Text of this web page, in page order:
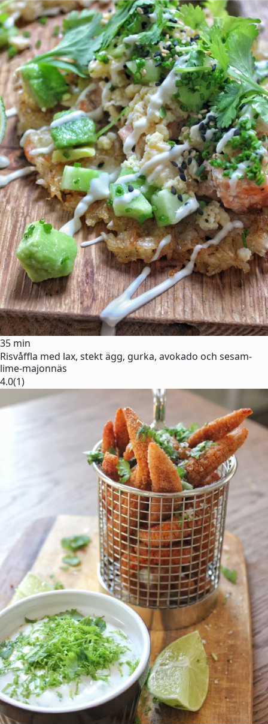
35 min
Risvåffla med lax, stekt ägg, gurka, avokado och sesam-
lime-majonnäs
4.0(1)